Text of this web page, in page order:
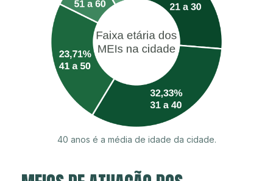
40 anos é a média de idade da cidade.